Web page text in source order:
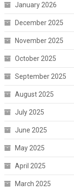
January 2026
December 2025
November 2025
October 2025
September 2025
August 2025
July 2025
June 2025
May 2025
April 2025
March 2025